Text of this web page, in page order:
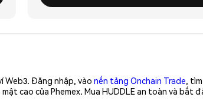
Web3. Đăng nhập, vào nền tảng Onchain Trade,
cao của Phemex. Mua HUDDLE an toàn và bắt